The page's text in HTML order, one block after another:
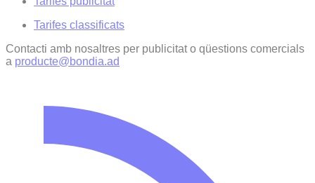
Tarifes classificats
Contacti amb nosaltres per publicitat o qüestions comercials
a producte@bondia.ad